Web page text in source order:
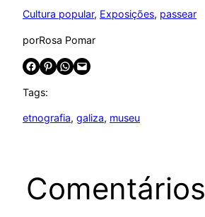
Cultura popular, Exposições, passear
porRosa Pomar
Share on Facebook Share on Pinterest Share on WhatsApp Email this Page
Tags:
etnografia, galiza, museu
Comentários